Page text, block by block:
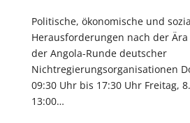
Politische, ökonomische und
Herausforderungen nach der Ära
der Angola-Runde deutscher
Nichtregierungsorganisationen
09:30 Uhr bis 17:30 Uhr Freitag,
13:00…